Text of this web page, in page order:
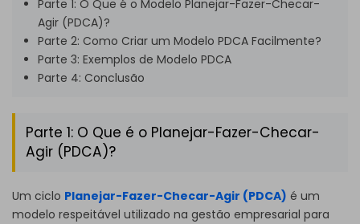
Parte 1: O Que é o Modelo Planejar-Fazer-Checar-
Agir (PDCA)?
Parte 2: Como Criar um Modelo PDCA Facilmente?
Parte 3: Exemplos de Modelo PDCA
Parte 4: Conclusão
Parte 1: O Que é o Planejar-Fazer-Checar-
Agir (PDCA)?
Um ciclo Planejar-Fazer-Checar-Agir (PDCA) é um
modelo respeitável utilizado na gestão empresarial para